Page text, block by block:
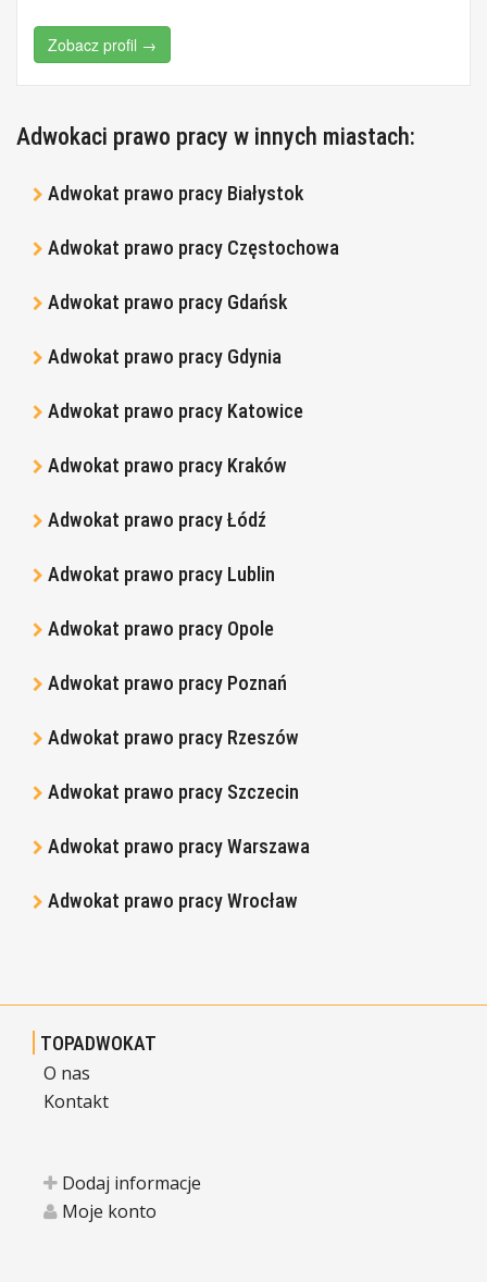
Zobacz profil →
Adwokaci prawo pracy w innych miastach:
Adwokat prawo pracy Białystok
Adwokat prawo pracy Częstochowa
Adwokat prawo pracy Gdańsk
Adwokat prawo pracy Gdynia
Adwokat prawo pracy Katowice
Adwokat prawo pracy Kraków
Adwokat prawo pracy Łódź
Adwokat prawo pracy Lublin
Adwokat prawo pracy Opole
Adwokat prawo pracy Poznań
Adwokat prawo pracy Rzeszów
Adwokat prawo pracy Szczecin
Adwokat prawo pracy Warszawa
Adwokat prawo pracy Wrocław
TOPADWOKAT
O nas
Kontakt
Dodaj informacje
Moje konto